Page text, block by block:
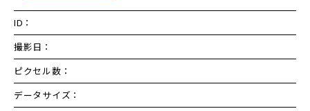
ID：
撮影日：
ピクセル数：
データサイズ：